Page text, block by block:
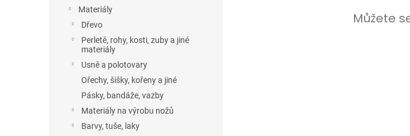
Materiály
Dřevo
Perletě, rohy, kosti, zuby a jiné
materiály
Usně a polotovary
Ořechy, šišky, kořeny a jiné
Pásky, bandáže, vazby
Materiály na výrobu nožů
Barvy, tuše, laky
Můžete